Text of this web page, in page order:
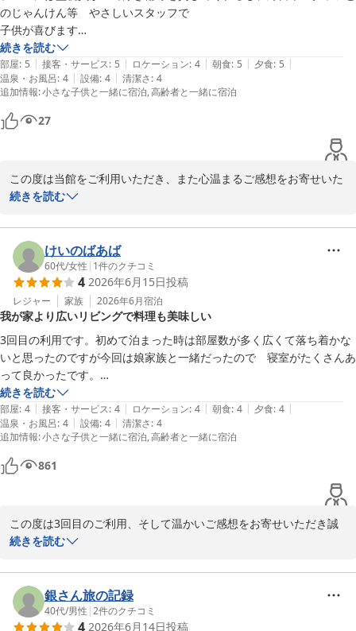
ウェルネスの森 伊東（共立リゾート）
2026-05-28
のじゃんけん等　やさしいスタッフで
子供が喜びます
部屋の広さや清潔さ、食事も満足なので室内の段差、エレベーターの狭
続きを読む
部屋: 5 | 接客・サービス: 5 | ロケーション: 4 | 朝食: 5 | 夕食: 5 |
温泉・お風呂: 4 | 設備: 4 | 清潔さ: 4
追加情報:小さな子供と一緒に宿泊 高齢者と一緒に宿泊
27
この度は当館をご利用いただき、また心温まるご感想をお寄せいた
だき誠にありがとうございます。
ゃんけんなど、お子様にお楽しみいただけたご様子を大変嬉しく拝
見いたしました。スタッフへの温かいお言葉は、何よりの励みにな
ります。
また、お部屋の広さや清潔さ、お食事にもご満足いただけたとのこ
と、安心いたしました。
一方で、室内の段差やエレベーターの広さにつきましては、ご不便
をおかけする点もある中、ご理解を賜りありがとうございます。す
ぐに改善が難しい設備面ではございますが、今後もサービス面でよ
り快適にお過ごしいただけるよう努めてまいります。
またご家族皆様でお越しいただける日を、スタッフ一同心よりお待
ちしております。
ウェルネスの森伊東　スタッフ一同
ウェルネスの森 伊東（共立リゾート）
2026-08-06
続きを読む
けいのばあば
60代/女性 | 1件のクチコミ
4 2026年6月15日投稿
レジャー 家族 2026年6月宿泊
我が家より広いリビングで料理も美味しい
3回目の利用です。初めて泊まった時は部屋数が多く広くて落ち着かな
いと思ったのですが今回は娘家族と一緒だったので　寝室がたくさんあ
って良かったです。
前回はアジア系の方が多くうるさかったですが今回は外人はいなかった
ので落ち着いてゆっくりできました。
お料理も美味しかったです。毎回水着を忘れてしまうので次回こそ持っ
続きを読む
部屋: 4 | 接客・サービス: 4 | ロケーション: 4 | 朝食: 4 | 夕食: 4 |
温泉・お風呂: 4 | 設備: 4 | 清潔さ: 4
追加情報:小さな子供と一緒に宿泊 高齢者と一緒に宿泊
861
この度は3回目のご利用、そして温かいご感想をお寄せいただき誠
にありがとうございます。
さがお役に立てたようで大変嬉しく思います。初回とはまた違った
形で快適にお過ごしいただけたとのお言葉を励みに、今後も皆様に
ゆったりとお寛ぎいただける空間づくりに努めてまいります。
続きを読む
銀さん旅の記録
40代/男性 |2件のクチコミ
4 2026年6月14日投稿